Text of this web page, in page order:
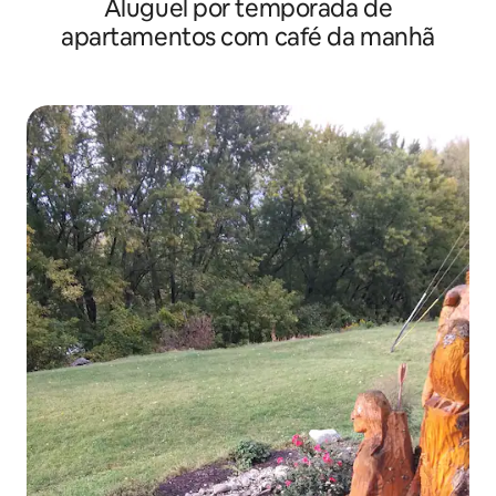
Aluguel por temporada de
apartamentos com café da manhã